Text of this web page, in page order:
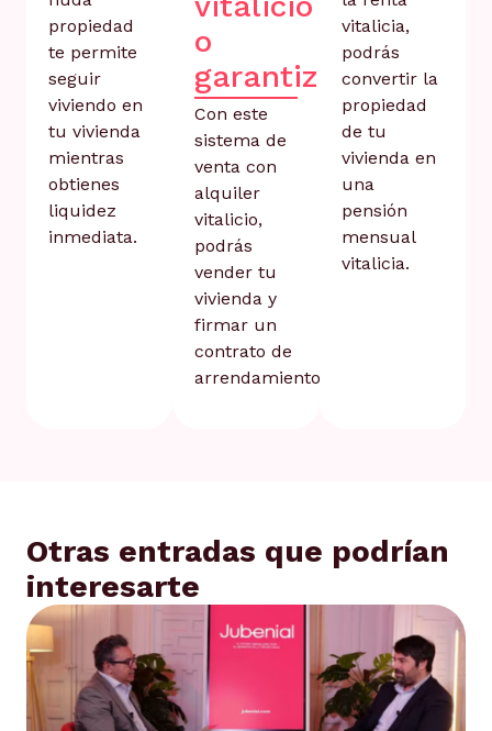
propiedad
te permite
seguir
viviendo en
tu vivienda
mientras
obtienes
liquidez
inmediata.
o
garantizado
Con este
sistema de
venta con
alquiler
vitalicio,
podrás
vender tu
vivienda y
firmar un
contrato de
arrendamiento.
vitalicia,
podrás
convertir la
propiedad
de tu
vivienda en
una
pensión
mensual
vitalicia.
Otras entradas que podrían
interesarte